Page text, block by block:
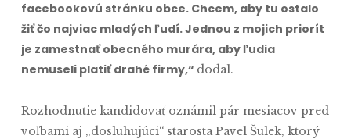
facebookovú stránku obce. Chcem, aby tu ostalo
žiť čo najviac mladých ľudí. Jednou z mojich priorít
je zamestnať obecného murára, aby ľudia
nemuseli platiť drahé firmy,“ dodal.
Rozhodnutie kandidovať oznámil pár mesiacov pred
voľbami aj „dosluhujúci“ starosta Pavel Šulek, ktorý